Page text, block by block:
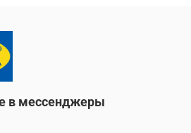
в мессенджеры